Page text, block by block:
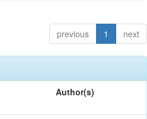
previous 1 next
Author(s)